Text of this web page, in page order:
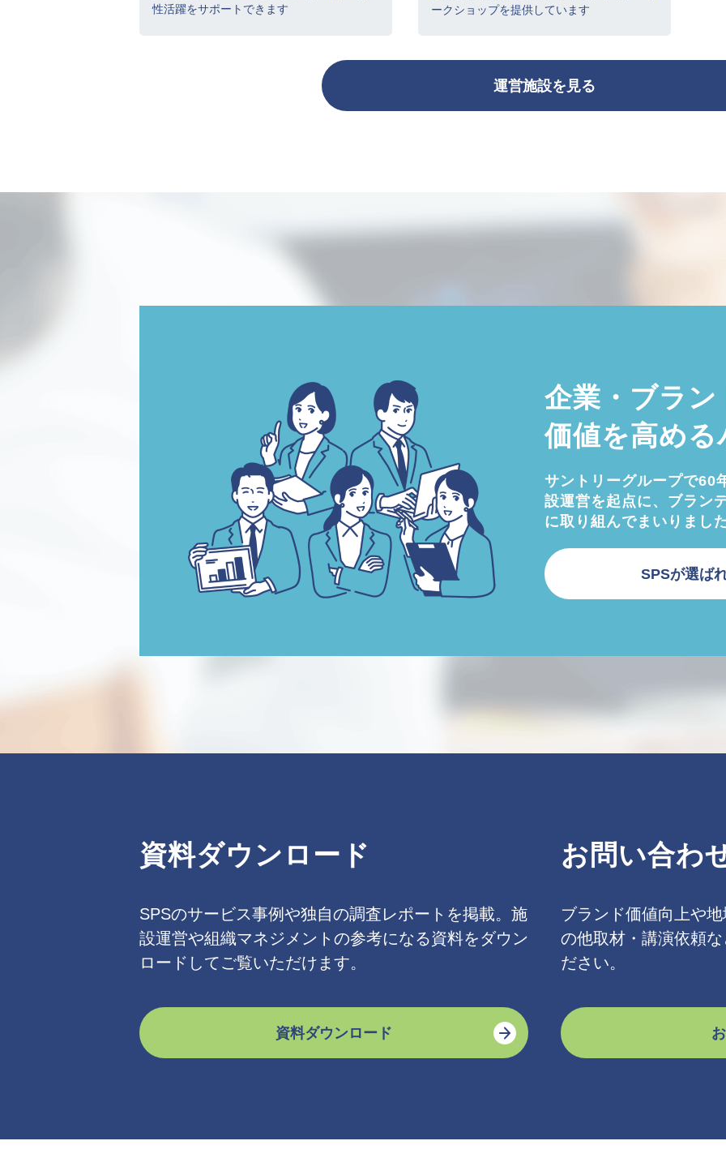
性活躍をサポートできます
ークショップを提供しています
運営施設を見る
企業・ブラン
価値を高める
サントリーグループで60
設運営を起点に、ブラン
に取り組んでまいりました
SPSが選ば
資料ダウンロード
SPSのサービス事例や独自の調査レポートを掲載。施
設運営や組織マネジメントの参考になる資料をダウン
ロードしてご覧いただけます。
資料ダウンロード
お問い合わ
ブランド価値向上や
の他取材・講演依頼
ださい。